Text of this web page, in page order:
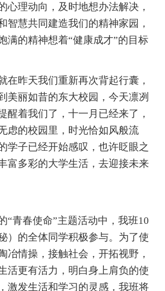
心理动向，及时地想办法解决，
智慧共同建造我们的精神家园，
满的精神想着“健康成才”的目标
在昨天我们重新再次背起行囊，
美丽如昔的东大校园，今天凛冽
醒着我们了，十一月已经来了，
虑的校园里，时光恰如风般流
学子已经开始感叹，也许眨眼之
富多彩的大学生活，去迎接未来
“青春使命”主题活动中，我班10
）的全体同学积极参与。为了使
冶情操，接触社会，开拓视野，
活更有活力，明白身上肩负的使
激发生活和学习的灵感，我班将